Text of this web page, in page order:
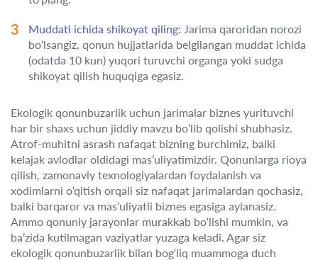
Muddati ichida shikoyat qiling: Jarima qaroridan norozi
bo‘lsangiz, qonun hujjatlarida belgilangan muddat ichida
(odatda 10 kun) yuqori turuvchi organga yoki sudga
shikoyat qilish huquqiga egasiz.
Ekologik qonunbuzarlik uchun jarimalar biznes yurituvchi
har bir shaxs uchun jiddiy mavzu bo‘lib qolishi shubhasiz.
Atrof-muhitni asrash nafaqat bizning burchimiz, balki
kelajak avlodlar oldidagi mas’uliyatimizdir. Qonunlarga rioya
qilish, zamonaviy texnologiyalardan foydalanish va
xodimlarni o‘qitish orqali siz nafaqat jarimalardan qochasiz,
balki barqaror va mas’uliyatli biznes egasiga aylanasiz.
Ammo qonuniy jarayonlar murakkab bo‘lishi mumkin, va
ba’zida kutilmagan vaziyatlar yuzaga keladi. Agar siz
ekologik qonunbuzarlik bilan bog‘liq muammoga duch